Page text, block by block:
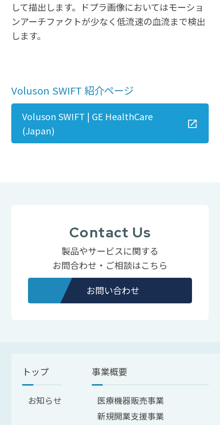
して描出します。ドプラ画像においてはモーショ
ンアーチファクトが少なく低流速の血流まで検出
します。
Voluson SWIFT 紹介ページ
Voluson SWIFT | GE HealthCare
(Japan)
Contact Us
製品やサービスに関する
お問合わせ・ご相談はこちら
お問い合わせ
トップ
お知らせ
事業概要
医療機器販売事業
新規開業支援事業